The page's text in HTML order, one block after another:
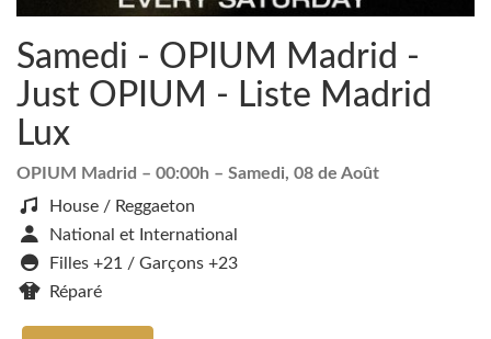
Samedi - OPIUM Madrid -
Just OPIUM - Liste Madrid
Lux
OPIUM Madrid – 00:00h – Samedi, 08 de Août
House / Reggaeton
National et International
Filles +21 / Garçons +23
Réparé